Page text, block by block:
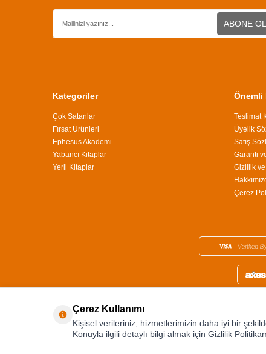
ABONE OL
Kategoriler
Çok Satanlar
Fırsat Ürünleri
Ephesus Akademi
Yabancı Kitaplar
Yerli Kitaplar
Önemli
Teslimat
Üyelik
Satış
Garanti
Gizlilik
Çerez
Çerez Kullanımı
Kişisel verileriniz, hizmetlerimizin daha iyi bir
Konuyla ilgili detaylı bilgi almak için Gizlilik